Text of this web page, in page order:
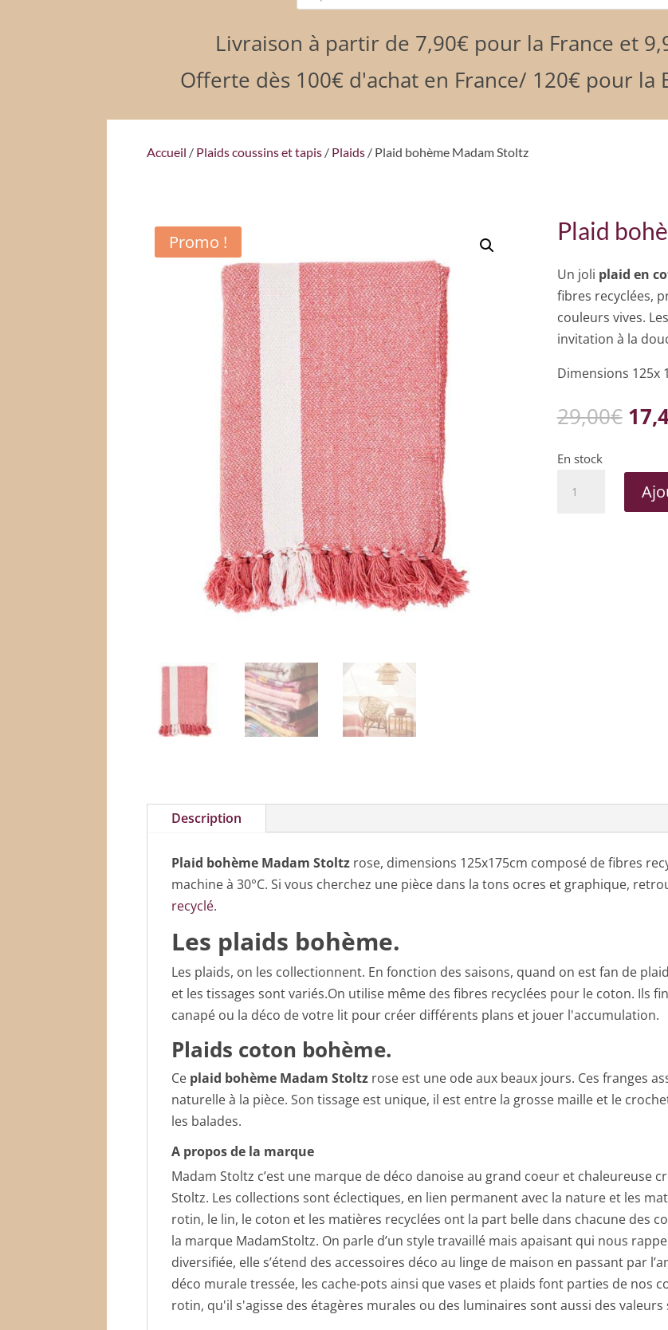
produits
Livraison à partir de 7,90€ pour la France et
Offerte dès 100€ d'achat en France/ 120€ pour
Accueil / Plaids coussins et tapis / Plaids / Plaid bohème Madam Stoltz
Promo ! Plaid
Un joli plaid en
fibres recyclées,
couleurs vives.
invitation à la
Dimensions 125x
29,00€ Le
prix
En stock
Description
Plaid bohème Madam Stoltz rose, dimensions 125x175cm composé de fibres
machine à 30°C. Si vous cherchez une pièce dans la tons ocres et graphique,
recyclé.
Les plaids bohème.
Les plaids, on les collectionnent. En fonction des saisons, quand on est fan de
et les tissages sont variés.On utilise même des fibres recyclées pour le coton. Ils
canapé ou la déco de votre lit pour créer différents plans et jouer l'accumulation.
Plaids coton bohème.
Ce plaid bohème Madam Stoltz rose est une ode aux beaux jours. Ces franges
naturelle à la pièce. Son tissage est unique, il est entre la grosse maille et le
les balades.
A propos de la marque
Madam Stoltz c’est une marque de déco danoise au grand coeur et chaleureuse
Stoltz. Les collections sont éclectiques, en lien permanent avec la nature et les
rotin, le lin, le coton et les matières recyclées ont la part belle dans chacune des
la marque MadamStoltz. On parle d’un style travaillé mais apaisant qui nous
diversifiée, elle s’étend des accessoires déco au linge de maison en passant par
déco murale tressée, les cache-pots ainsi que vases et plaids font parties de nos
rotin, qu'il s'agisse des étagères murales ou des luminaires sont aussi des